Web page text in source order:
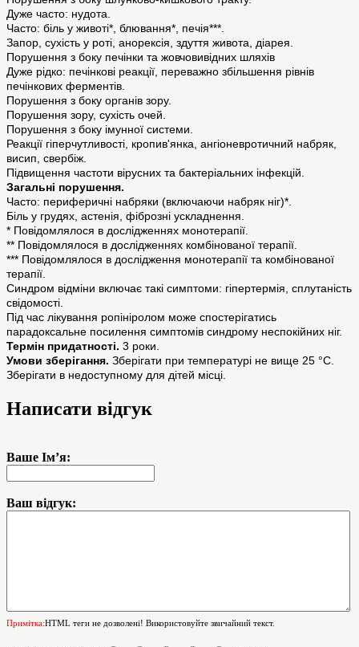
Дуже часто: нудота.
Часто: біль у животі*, блювання*, печія***.
Запор, сухість у роті, анорексія, здуття живота, діарея.
Порушення з боку печінки та жовчовивідних шляхів
Дуже рідко: печінкові реакції, переважно збільшення рівнів
печінкових ферментів.
Порушення з боку органів зору.
Порушення зору, сухість очей.
Порушення з боку імунної системи.
Реакції гіперчутливості, кропив'янка, ангіоневротичний набряк,
висип, свербіж.
Підвищення частоти вірусних та бактеріальних інфекцій.
Загальні порушення.
Часто: периферичні набряки (включаючи набряк ніг)*.
Біль у грудях, астенія, фіброзні ускладнення.
* Повідомлялося в дослідженнях монотерапії.
** Повідомлялося в дослідженнях комбінованої терапії.
*** Повідомлялося в дослідження монотерапії та комбінованої
терапії.
Синдром відміни включає такі симптоми: гіпертермія, сплутаність
свідомості.
Під час лікування ропініролом може спостерігатись
парадоксальне посилення симптомів синдрому неспокійних ніг.
Термін придатності. 3 роки.
Умови зберігання. Зберігати при температурі не вище 25 °C.
Зберігати в недоступному для дітей місці.
Написати відгук
Ваше Ім’я:
Ваш відгук:
Примітка:HTML теги не дозволені! Використовуйте звичайний текст.